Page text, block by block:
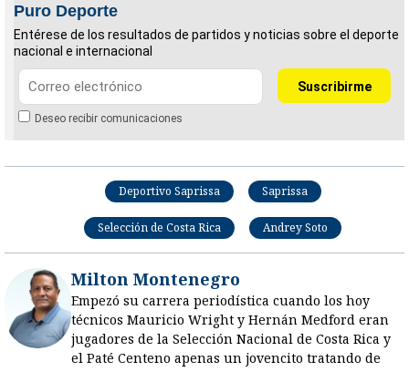
Puro Deporte
Entérese de los resultados de partidos y noticias sobre el deporte
nacional e internacional
Deseo recibir comunicaciones
Deportivo Saprissa Saprissa
Selección de Costa Rica Andrey Soto
Milton Montenegro
Empezó su carrera periodística cuando los hoy
técnicos Mauricio Wright y Hernán Medford eran
jugadores de la Selección Nacional de Costa Rica y
el Paté Centeno apenas un jovencito tratando de